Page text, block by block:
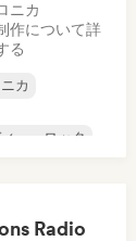
ニカ
作について詳
る
カ
ィー・ロック
Radio